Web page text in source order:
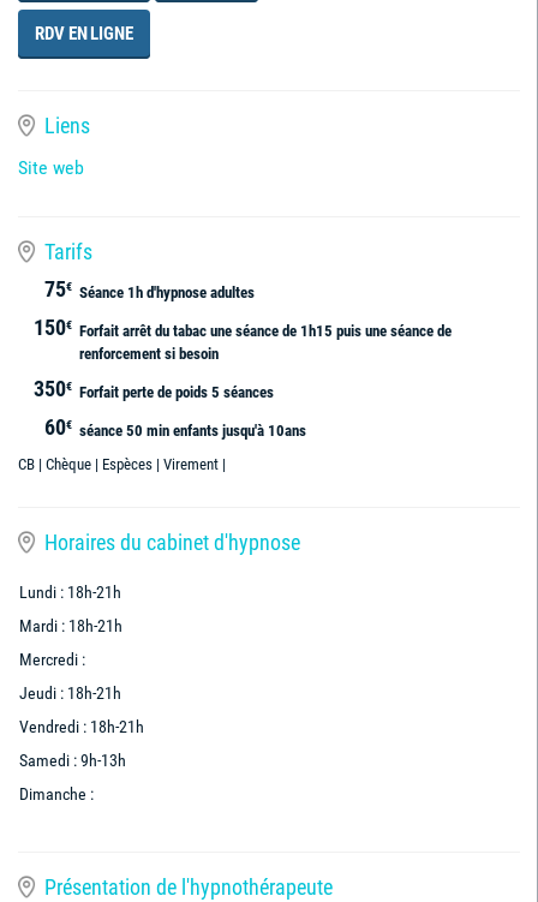
RDV EN LIGNE
Liens
Site web
Tarifs
75€ Séance 1h d'hypnose adultes
150€ Forfait arrêt du tabac une séance de 1h15 puis une séance de
renforcement si besoin
350€ Forfait perte de poids 5 séances
60€ séance 50 min enfants jusqu'à 10ans
CB | Chèque | Espèces | Virement |
Horaires du cabinet d'hypnose
Lundi : 18h-21h
Mardi : 18h-21h
Mercredi :
Jeudi : 18h-21h
Vendredi : 18h-21h
Samedi : 9h-13h
Dimanche :
Présentation de l'hypnothérapeute